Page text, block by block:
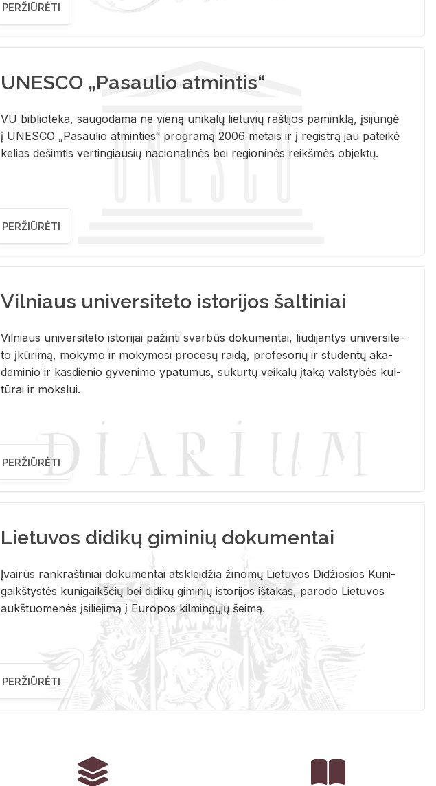
PERŽIŪRĖTI
UNESCO „Pasaulio atmintis“
VU biblioteka, saugodama ne vieną unikalų lietuvių raštijos paminklą, įsijungė
į UNESCO „Pasaulio atminties“ programą 2006 metais ir į registrą jau pateikė
kelias dešimtis vertingiausių nacionalinės bei regioninės reikšmės objektų.
PERŽIŪRĖTI
Vilniaus universiteto istorijos šaltiniai
Vil­niaus uni­ver­si­te­to is­to­ri­jai pa­žin­ti svar­būs do­ku­men­tai, liu­di­jan­tys uni­ver­si­te­
to įkū­ri­mą, mo­ky­mo ir mo­ky­mo­si pro­ce­sų rai­dą, pro­fe­so­rių ir stu­den­tų aka­
de­mi­nio ir kas­die­nio gy­ve­ni­mo ypa­tu­mus, su­kur­tų vei­ka­lų įta­ką vals­ty­bės kul­
tū­rai ir moks­lui.
PERŽIŪRĖTI
Lietuvos didikų giminių dokumentai
Įvai­rūs rank­raš­ti­niai do­ku­men­tai at­sklei­džia ži­no­mų Lie­tu­vos Di­džio­sios Ku­ni­
gaikš­tys­tės ku­ni­gaikš­čių bei di­di­kų gi­mi­nių is­to­ri­jos iš­ta­kas, pa­ro­do Lie­tu­vos
aukš­tuo­me­nės įsi­lie­ji­mą į Eu­ro­pos kil­min­gų­jų šei­mą.
PERŽIŪRĖTI